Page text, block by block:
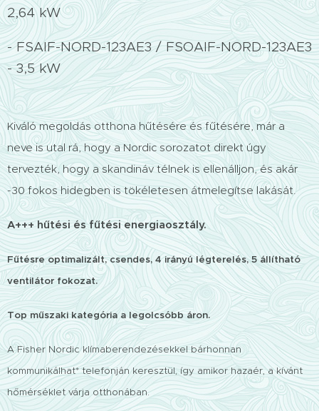
2,64 kW
- FSAIF-NORD-123AE3 / FSOAIF-NORD-123AE3
- 3,5 kW
Kiváló megoldás otthona hűtésére és fűtésére, már a
neve is utal rá, hogy a Nordic sorozatot direkt úgy
tervezték, hogy a skandináv télnek is ellenálljon, és akár
-30 fokos hidegben is tökéletesen átmelegítse lakását.
A+++ hűtési és fűtési energiaosztály.
Fűtésre optimalizált, csendes, 4 irányú légterelés, 5 állítható
ventilátor fokozat.
Top műszaki kategória a legolcsóbb áron.
A Fisher Nordic klímaberendezésekkel bárhonnan
kommunikálhat* telefonján keresztül, így amikor hazaér, a kívánt
hőmérséklet várja otthonában.